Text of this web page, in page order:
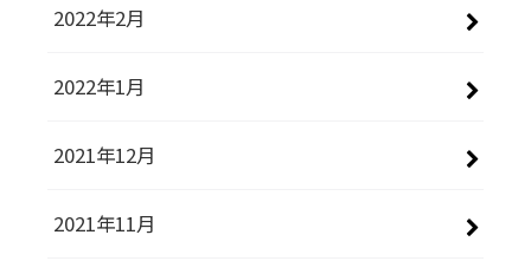
2022年2月
2022年1月
2021年12月
2021年11月